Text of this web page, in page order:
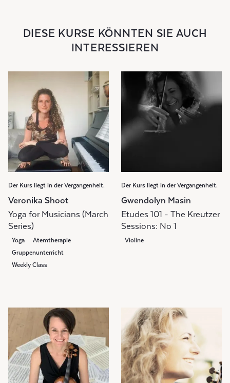
DIESE KURSE KÖNNTEN SIE AUCH
INTERESSIEREN
Der Kurs liegt in der Vergangenheit.
Veronika Shoot
Yoga for Musicians (March
Series)
Yoga
Atemtherapie
Gruppenunterricht
Weekly Class
Der Kurs liegt in der Vergangenheit.
Gwendolyn Masin
Etudes 101 - The Kreutzer
Sessions: No 1
Violine